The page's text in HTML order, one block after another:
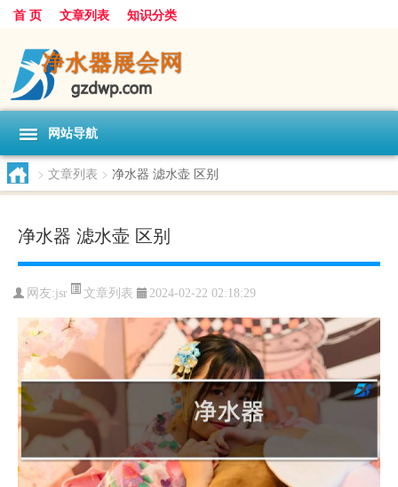
首 页 文章列表 知识分类
网站导航
> 文章列表 > 净水器 滤水壶 区别
净水器 滤水壶 区别
网友:jsr 文章列表 2024-02-22 02:18:29